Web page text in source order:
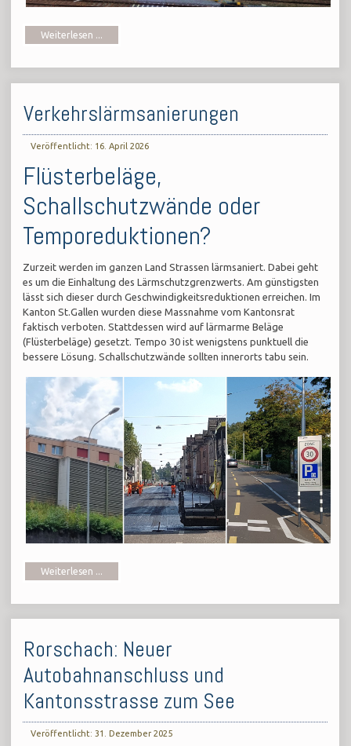
Weiterlesen ...
Verkehrslärmsanierungen
Veröffentlicht: 16. April 2026
Flüsterbeläge,
Schallschutzwände oder
Temporeduktionen?
Zurzeit werden im ganzen Land Strassen lärmsaniert. Dabei geht
es um die Einhaltung des Lärmschutzgrenzwerts. Am günstigsten
lässt sich dieser durch Geschwindigkeitsreduktionen erreichen. Im
Kanton St.Gallen wurden diese Massnahme vom Kantonsrat
faktisch verboten. Stattdessen wird auf lärmarme Beläge
(Flüsterbeläge) gesetzt. Tempo 30 ist wenigstens punktuell die
bessere Lösung. Schallschutzwände sollten innerorts tabu sein.
Weiterlesen ...
Rorschach: Neuer
Autobahnanschluss und
Kantonsstrasse zum See
Veröffentlicht: 31. Dezember 2025